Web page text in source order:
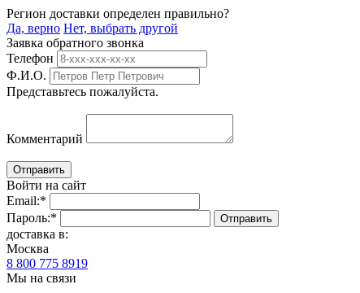
Регион доставки определен правильно?
Да, верно Нет, выбрать другой
Заявка обратного звонка
Телефон
Ф.И.О.
Представьтесь пожалуйста.
Комментарий
Войти на сайт
Email:*
Пароль:*
доставка в:
Москва
8 800 775 8919
Мы на связи